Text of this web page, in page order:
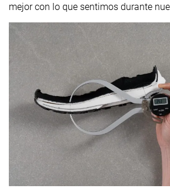
mejor con lo que sentimos durante